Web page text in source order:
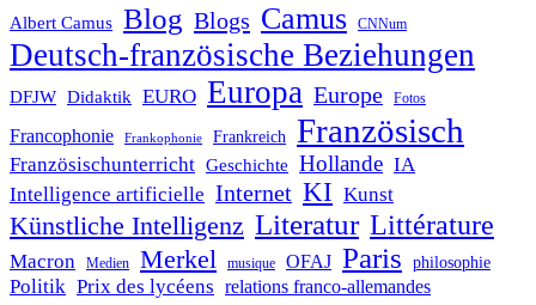
Albert Camus Blog Blogs Camus CNNum
Deutsch-französische Beziehungen
DFJW Didaktik EURO Europa Europe Fotos
Francophonie Frankophonie Frankreich Französisch
Französischunterricht Geschichte Hollande IA
Intelligence artificielle Internet KI Kunst
Künstliche Intelligenz Literatur Littérature
Macron Medien Merkel musique OFAJ Paris philosophie
Politik Prix des lycéens relations franco-allemandes